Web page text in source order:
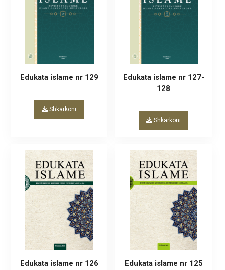
Edukata islame nr 129
Shkarkoni
Edukata islame nr 127-
128
Shkarkoni
Edukata islame nr 126 Edukata islame nr 125